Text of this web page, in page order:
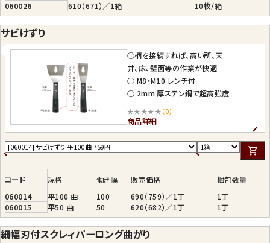
060026
610（671）／1箱 10枚/箱
サビけずり
○柄を接続すれば、高い所、天
井、床、壁面等の作業が快適
○ M8・M10 レンチ付
○ 2mm 厚ステン鋼で超高強度
★★★★★ （0）
商品詳細
コード 規格 働き幅 販売価格
梱包数量
060014
平100 曲 100 690（759）／1丁
1丁
060015
平50 曲 50 620（682）／1丁 1丁
細幅刃付スクレィパーロング曲がり